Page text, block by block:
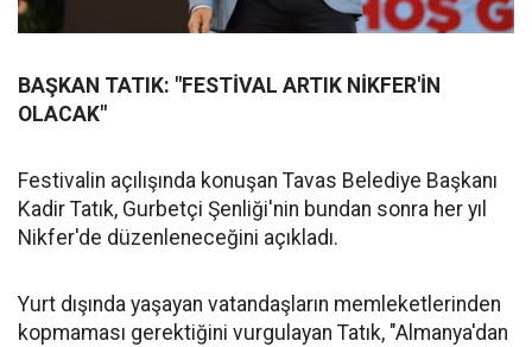
BAŞKAN TATIK: "FESTİVAL ARTIK NİKFER'İN
OLACAK"
Festivalin açılışında konuşan Tavas Belediye Başkanı
Kadir Tatık, Gurbetçi Şenliği'nin bundan sonra her yıl
Nikfer'de düzenleneceğini açıkladı.
Yurt dışında yaşayan vatandaşların memleketlerinden
kopmaması gerektiğini vurgulayan Tatık, "Almanya'dan